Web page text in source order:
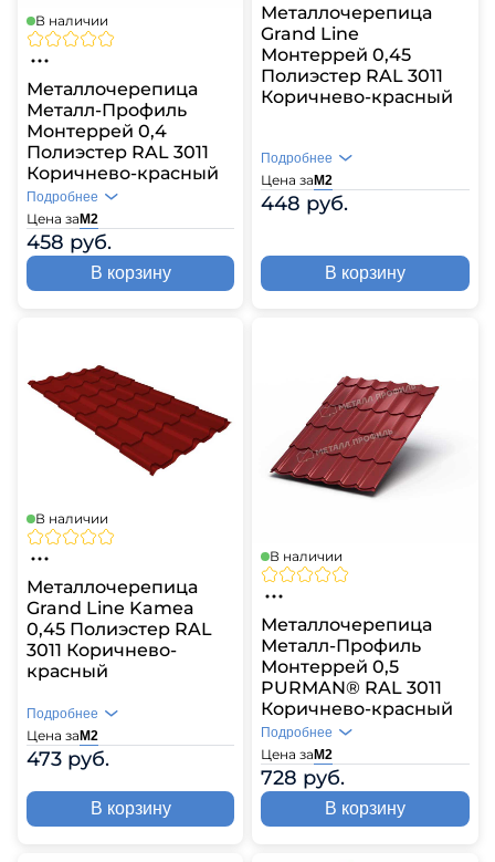
В наличии
Металлочерепица
Металл-Профиль
Монтеррей 0,4
Полиэстер RAL 3011
Коричнево-красный
Цена заМ2
458 руб.
Подробнее
В корзину
Металлочерепица
Grand Line
Монтеррей 0,45
Полиэстер RAL 3011
Коричнево-красный
Цена заМ2
448 руб.
Подробнее
В корзину
В наличии
Металлочерепица
Grand Line Kamea
0,45 Полиэстер RAL
3011 Коричнево-
красный
Цена заМ2
473 руб.
Подробнее
В корзину
В наличии
Металлочерепица
Металл-Профиль
Монтеррей 0,5
PURMAN® RAL 3011
Коричнево-красный
Цена заМ2
728 руб.
Подробнее
В корзину